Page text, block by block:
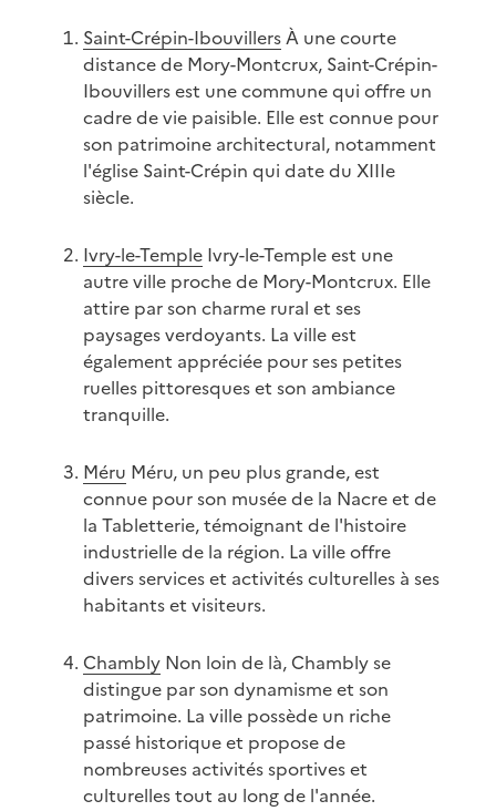
Saint-Crépin-IbouvillersÀ une courte
distance de Mory-Montcrux, Saint-Crépin-
Ibouvillers est une commune qui offre un
cadre de vie paisible. Elle est connue pour
son patrimoine architectural, notamment
l'église Saint-Crépin qui date du XIIIe
siècle.
Ivry-le-TempleIvry-le-Temple est une
autre ville proche de Mory-Montcrux. Elle
attire par son charme rural et ses
paysages verdoyants. La ville est
également appréciée pour ses petites
ruelles pittoresques et son ambiance
tranquille.
Méru Méru, un peu plus grande, est
connue pour son musée de la Nacre et de
la Tabletterie, témoignant de l'histoire
industrielle de la région. La ville offre
divers services et activités culturelles à ses
habitants et visiteurs.
ChamblyNon loin de là, Chambly se
distingue par son dynamisme et son
patrimoine. La ville possède un riche
passé historique et propose de
nombreuses activités sportives et
culturelles tout au long de l'année.